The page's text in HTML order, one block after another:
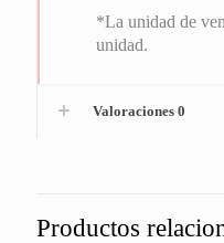
*La unidad de
unidad.
Valoraciones 0
Productos